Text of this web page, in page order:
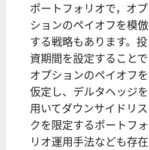
ポートフォリオで，オプ
ションのペイオフを模倣
する戦略もあります。投
資期間を設定することで
オプションのペイオフを
仮定し、デルタヘッジを
用いてダウンサイドリス
クを限定するポートフォ
リオ運用手法なども存在